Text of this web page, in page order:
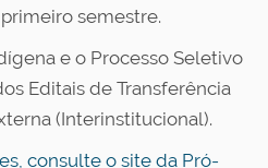
semestre.
e o Processo Seletivo
Editais de Transferência
(Interinstitucional).
consulte o site da Pró-